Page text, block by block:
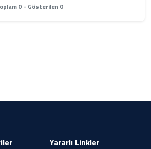
0 - Gösterilen 0
Yararlı Linkler